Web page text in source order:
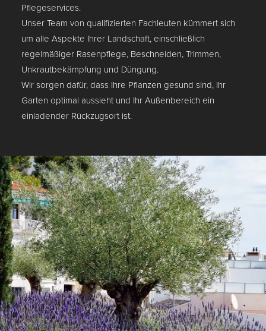
Pflegeservices.
Unser Team von qualifizierten Fachleuten kümmert sich
um alle Aspekte Ihrer Landschaft, einschließlich
regelmäßiger Rasenpflege, Beschneiden, Trimmen,
Unkrautbekämpfung und Düngung.
Wir sorgen dafür, dass Ihre Pflanzen gesund sind, Ihr
Garten optimal aussieht und Ihr Außenbereich ein
einladender Rückzugsort ist.